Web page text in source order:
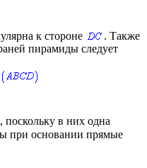
к стороне
. Также
пирамиды следует
поскольку в них одна
при основании прямые